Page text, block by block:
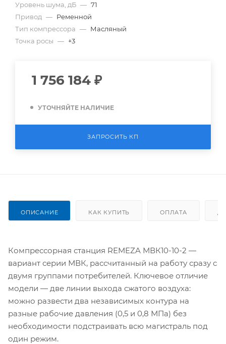
Уровень шума, дБ — 71
Привод — Ременной
Тип компрессора — Масляный
Точка росы — +3
1 756 184 ₽
УТОЧНЯЙТЕ НАЛИЧИЕ
ЗАПРОСИТЬ КП
ОПИСАНИЕ КАК КУПИТЬ ОПЛАТА
Компрессорная станция REMEZA МВК10-10-2 —
вариант серии МВК, рассчитанный на работу сразу с
двумя группами потребителей. Ключевое отличие
модели — две линии выхода сжатого воздуха:
можно развести два независимых контура на
разные рабочие давления (0,5 и 0,8 МПа) без
необходимости подстраивать всю магистраль под
один режим.